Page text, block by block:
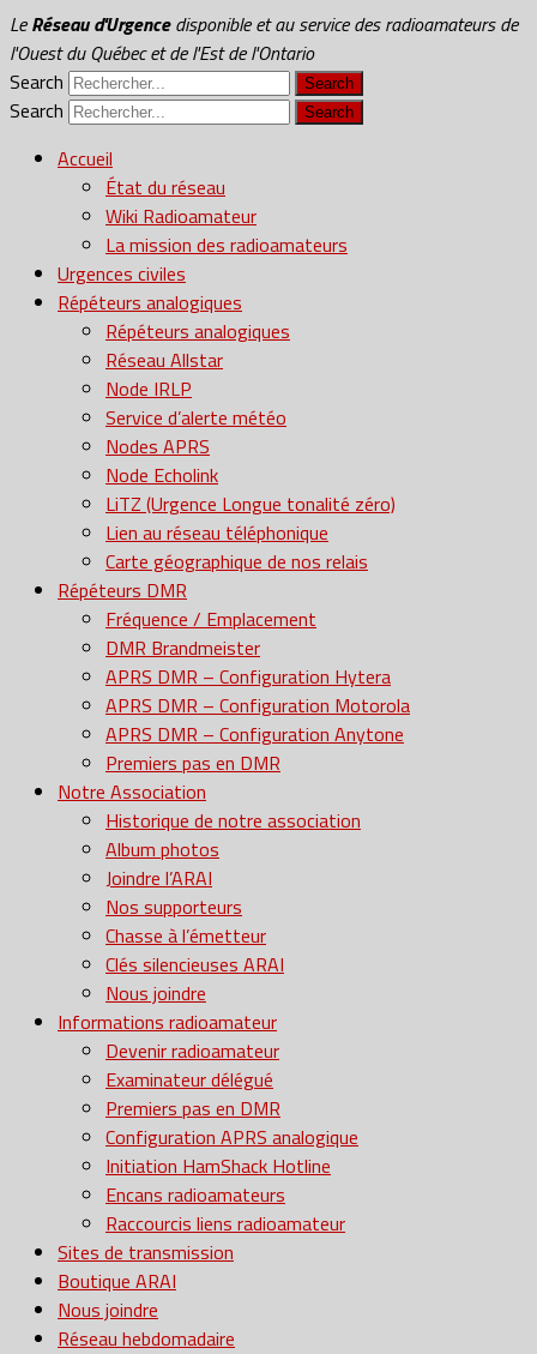
LeRéseau d'Urgencedisponible et au service des radioamateurs de
l'Ouest du Québec et de l'Est de l'Ontario
Search
Search
Accueil
État du réseau
Wiki Radioamateur
La mission des radioamateurs
Urgences civiles
Répéteurs analogiques
Répéteurs analogiques
Réseau Allstar
Node IRLP
Service d’alerte météo
Nodes APRS
Node Echolink
LiTZ (Urgence Longue tonalité zéro)
Lien au réseau téléphonique
Carte géographique de nos relais
Répéteurs DMR
Fréquence / Emplacement
DMR Brandmeister
APRS DMR – Configuration Hytera
APRS DMR – Configuration Motorola
APRS DMR – Configuration Anytone
Premiers pas en DMR
Notre Association
Historique de notre association
Album photos
Joindre l’ARAI
Nos supporteurs
Chasse à l’émetteur
Clés silencieuses ARAI
Nous joindre
Informations radioamateur
Devenir radioamateur
Examinateur délégué
Premiers pas en DMR
Configuration APRS analogique
Initiation HamShack Hotline
Encans radioamateurs
Raccourcis liens radioamateur
Sites de transmission
Boutique ARAI
Nous joindre
Réseau hebdomadaire